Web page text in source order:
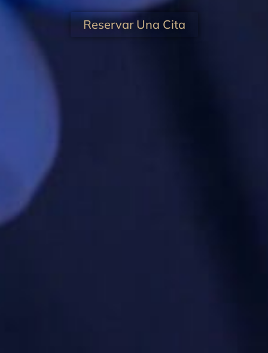
Reservar Una Cita